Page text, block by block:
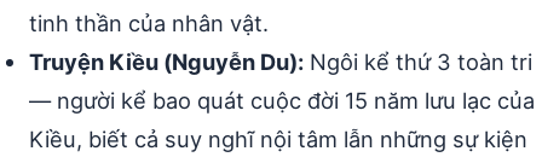
tinh thần của nhân vật.
Truyện Kiều (Nguyễn Du): Ngôi kể thứ 3 toàn tri
— người kể bao quát cuộc đời 15 năm lưu lạc của
Kiều, biết cả suy nghĩ nội tâm lẫn những sự kiện